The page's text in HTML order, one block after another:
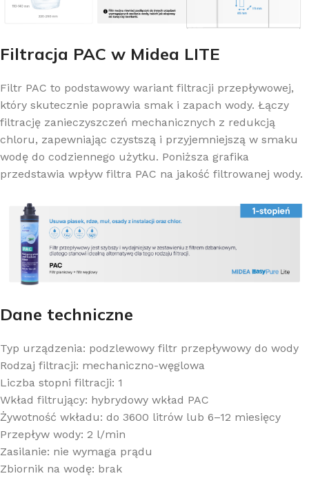
Filtracja PAC w Midea LITE
Filtr PAC to podstawowy wariant filtracji przepływowej,
który skutecznie poprawia smak i zapach wody. Łączy
filtrację zanieczyszczeń mechanicznych z redukcją
chloru, zapewniając czystszą i przyjemniejszą w smaku
wodę do codziennego użytku. Poniższa grafika
przedstawia wpływ filtra PAC na jakość filtrowanej wody.
Dane techniczne
Typ urządzenia: podzlewowy filtr przepływowy do wody
Rodzaj filtracji: mechaniczno-węglowa
Liczba stopni filtracji: 1
Wkład filtrujący: hybrydowy wkład PAC
Żywotność wkładu: do 3600 litrów lub 6–12 miesięcy
Przepływ wody: 2 l/min
Zasilanie: nie wymaga prądu
Zbiornik na wodę: brak